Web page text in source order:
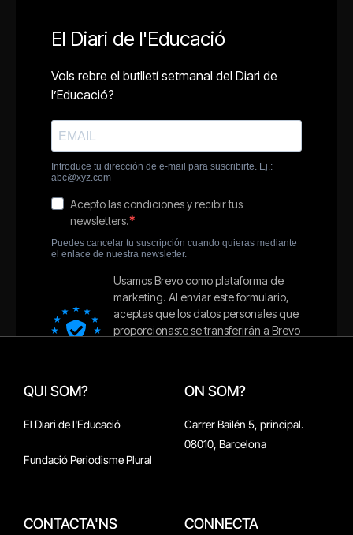
QUI SOM?
El Diari de l'Educació
Fundació Periodisme Plural
ON SOM?
Carrer Bailén 5, principal.
08010, Barcelona
CONTACTA'NS CONNECTA